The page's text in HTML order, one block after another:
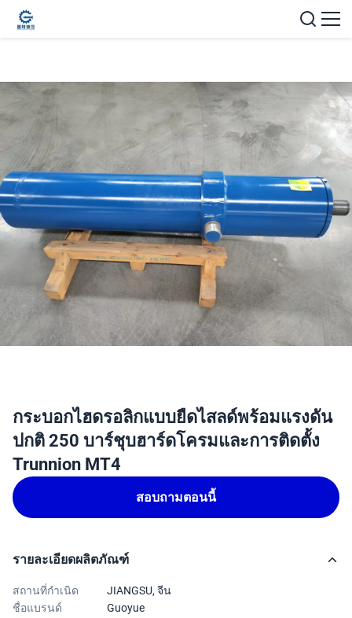
กระบอกไฮดรอลิกแบบยืดไสลด์พร้อมแรงดัน
ปกติ 250 บาร์ชุบฮาร์ดโครมและการติดตั้ง
Trunnion MT4
สอบถามตอนนี้
รายละเอียดผลิตภัณฑ์
สถานที่กำเนิด
JIANGSU, จีน
ชื่อแบรนด์
Guoyue